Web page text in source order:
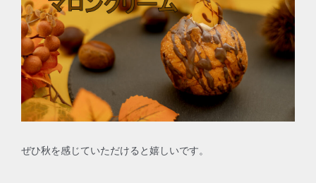
ぜひ秋を感じていただけると嬉しいです。